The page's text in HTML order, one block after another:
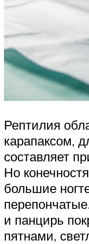
Рептилия
карапаксом,
составляет
Но
большие
и панцирь
пятнами,